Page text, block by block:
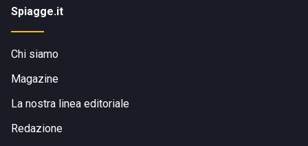
Spiagge.it
Chi siamo
Magazine
La nostra linea editoriale
Redazione